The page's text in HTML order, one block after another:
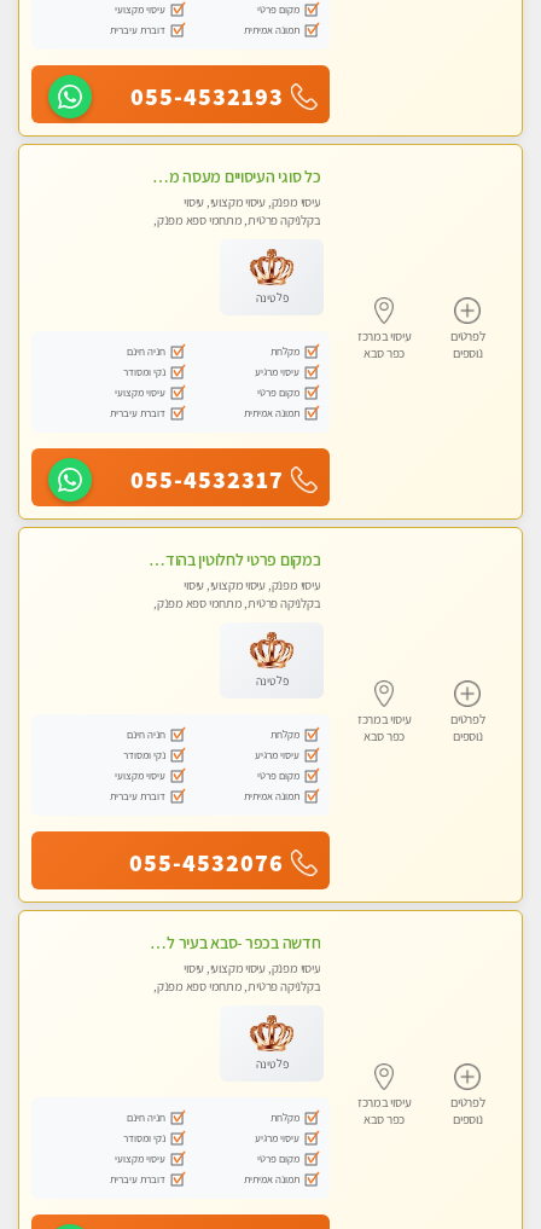
מקום פרטי
עיסוי מקצועי
תמונה אמיתית
דוברת עיברית
055-4532193
לפרטים
נוספים
עיסוי במרכז
כפר סבא
כל סוגי העיסויים מעסה מקצועית ואיכותית פרטי!!!
עיסוי מפנק, עיסוי מקצועי, עיסוי
בקלניקה פרטית, מתחמי ספא מפנק,
פלטינה
מקלחת
חניה חינם
עיסוי מרגיע
נקי ומסודר
מקום פרטי
עיסוי מקצועי
תמונה אמיתית
דוברת עיברית
055-4532317
לפרטים
נוספים
עיסוי במרכז
כפר סבא
במקום פרטי לחלוטין בהוד השרון באווירה שקטה ונעימה לחוויה של רוגע מפנק מומלץ מאוד מאוד
עיסוי מפנק, עיסוי מקצועי, עיסוי
בקלניקה פרטית, מתחמי ספא מפנק,
פלטינה
מקלחת
חניה חינם
עיסוי מרגיע
נקי ומסודר
מקום פרטי
עיסוי מקצועי
תמונה אמיתית
דוברת עיברית
055-4532076
לפרטים
נוספים
עיסוי במרכז
כפר סבא
חדשה בכפר -סבא בעיר לעיסוי מפנק מקצועי ואיכותי מאוד
עיסוי מפנק, עיסוי מקצועי, עיסוי
בקלניקה פרטית, מתחמי ספא מפנק,
פלטינה
מקלחת
חניה חינם
עיסוי מרגיע
נקי ומסודר
מקום פרטי
עיסוי מקצועי
תמונה אמיתית
דוברת עיברית